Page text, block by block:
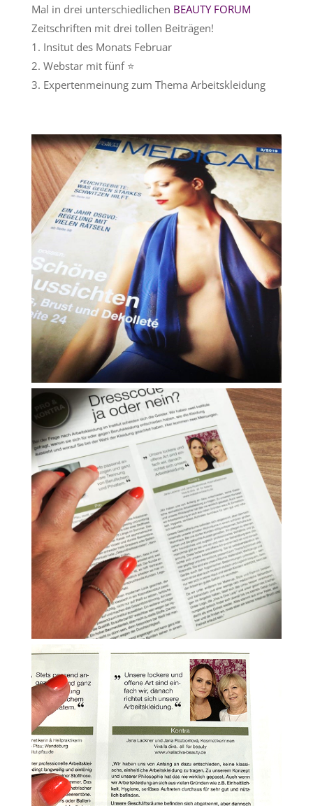
Mal in drei unterschiedlichen BEAUTY FORUM
Zeitschriften mit drei tollen Beiträgen!
1. Insitut des Monats Februar
2. Webstar mit fünf ⭐️
3. Expertenmeinung zum Thema Arbeitskleidung